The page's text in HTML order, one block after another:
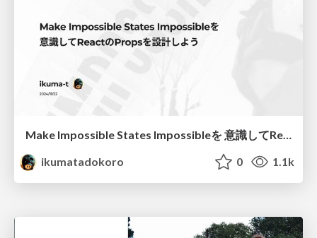
ikumatadokoro
0 1.1k